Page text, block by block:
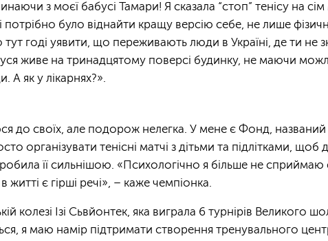
з моєї бабусі Тамари! Я сказала “стоп” тенісу на
потрібно було віднайти кращу версію себе, не лише
годі уявити, що переживають люди в Україні, де ти не
живе на тринадцятому поверсі будинку, не маючи
А як у лікарнях?».
до своїх, але подорож нелегка. У мене є Фонд, названий
організувати тенісні матчі з дітьми та підлітками,
її сильнішою. «Психологічно я більше не сприймаю
є гірші речі», – каже чемпіонка.
колезі Ізі Сьвйонтек, яка виграла 6 турнірів Великого
я маю намір підтримати створення тренувального